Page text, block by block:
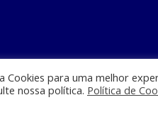
Cookies para uma melhor
nossa política. Política de